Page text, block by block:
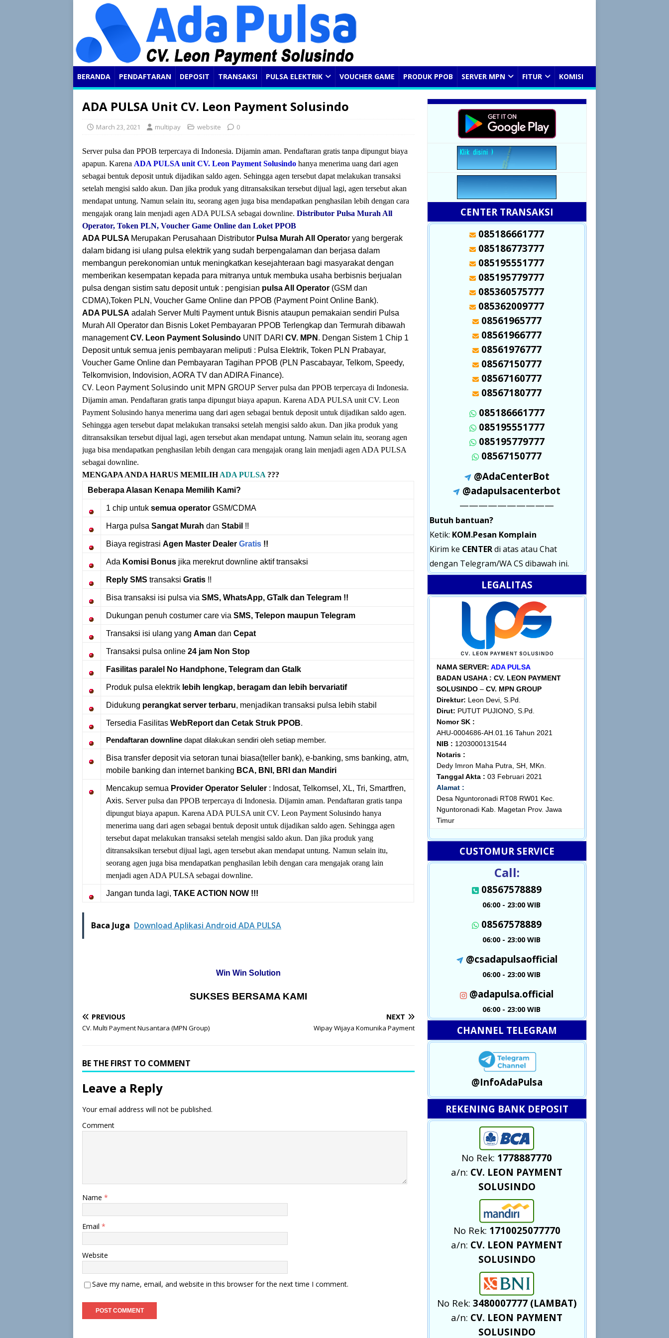
BERANDA PENDAFTARAN DEPOSIT TRANSAKSI PULSA ELEKTRIK VOUCHER GAME PRODUK PPOB SERVER MPN FITUR KOMISI
ADA PULSA Unit CV. Leon Payment Solusindo
March 23, 2021 multipay website 0
Server pulsa dan PPOB terpercaya di Indonesia. Dijamin aman. Pendaftaran gratis tanpa dipungut biaya
apapun. Karena ADA PULSA unit CV. Leon Payment Solusindo hanya menerima uang dari agen
sebagai bentuk deposit untuk dijadikan saldo agen. Sehingga agen tersebut dapat melakukan transaksi
setelah mengisi saldo akun. Dan jika produk yang ditransaksikan tersebut dijual lagi, agen tersebut akan
mendapat untung. Namun selain itu, seorang agen juga bisa mendapatkan penghasilan lebih dengan cara
mengajak orang lain menjadi agen ADA PULSA sebagai downline. Distributor Pulsa Murah All
Operator, Token PLN, Voucher Game Online dan Loket PPOB
ADA PULSA Merupakan Perusahaan Distributor Pulsa Murah All Operator yang bergerak
dalam bidang isi ulang pulsa elektrik yang sudah berpengalaman dan berjasa dalam
membangun perekonomian untuk meningkatkan kesejahteraan bagi masyarakat dengan
memberikan kesempatan kepada para mitranya untuk membuka usaha berbisnis berjualan
pulsa dengan sistim satu deposit untuk : pengisian pulsa All Operator (GSM dan
CDMA),Token PLN, Voucher Game Online dan PPOB (Payment Point Online Bank).
ADA PULSA adalah Server Multi Payment untuk Bisnis ataupun pemakaian sendiri Pulsa
Murah All Operator dan Bisnis Loket Pembayaran PPOB Terlengkap dan Termurah dibawah
managementCV. Leon Payment Solusindo UNIT DARI CV. MPN . Dengan Sistem 1 Chip 1
Deposit untuk semua jenis pembayaran meliputi : Pulsa Elektrik, Token PLN Prabayar,
Voucher Game Online dan Pembayaran Tagihan PPOB (PLN Pascabayar, Telkom, Speedy,
Telkomvision, Indovision, AORA TV dan ADIRA Finance).
CV. Leon Payment Solusindo unit MPN GROUP Server pulsa dan PPOB terpercaya di Indonesia.
Dijamin aman. Pendaftaran gratis tanpa dipungut biaya apapun. Karena ADA PULSA unit CV. Leon
Payment Solusindo hanya menerima uang dari agen sebagai bentuk deposit untuk dijadikan saldo agen.
Sehingga agen tersebut dapat melakukan transaksi setelah mengisi saldo akun. Dan jika produk yang
ditransaksikan tersebut dijual lagi, agen tersebut akan mendapat untung. Namun selain itu, seorang agen
juga bisa mendapatkan penghasilan lebih dengan cara mengajak orang lain menjadi agen ADA PULSA
sebagai downline.
MENGAPA ANDA HARUS MEMILIHADA PULSA ???
Beberapa Alasan Kenapa Memilih Kami?
1 chip untuk semua operator GSM/CDMA
Harga pulsa Sangat Murah dan Stabil !!
Biaya registrasi Agen Master Dealer Gratis !!
Ada Komisi Bonus jika merekrut downline aktif transaksi
Reply SMS transaksi Gratis !!
Bisa transaksi isi pulsa via SMS, WhatsApp, GTalk dan Telegram !!
Dukungan penuh costumer care via SMS, Telepon maupun Telegram
Transaksi isi ulang yang Aman dan Cepat
Transaksi pulsa online 24 jam Non Stop
Fasilitas paralel No Handphone, Telegram dan Gtalk
Produk pulsa elektrik lebih lengkap, beragam dan lebih bervariatif
Didukung perangkat server terbaru, menjadikan transaksi pulsa lebih stabil
Tersedia Fasilitas WebReport dan Cetak Struk PPOB.
Pendaftaran downline dapat dilakukan sendiri oleh setiap member.
Bisa transfer deposit via setoran tunai biasa(teller bank), e-banking, sms banking, atm,
mobile banking dan internet banking BCA, BNI, BRI dan Mandiri
Mencakup semua Provider Operator Seluler : Indosat, Telkomsel, XL, Tri, Smartfren,
Axis. Server pulsa dan PPOB terpercaya di Indonesia. Dijamin aman. Pendaftaran gratis tanpa
dipungut biaya apapun. Karena ADA PULSA unit CV. Leon Payment Solusindo hanya
menerima uang dari agen sebagai bentuk deposit untuk dijadikan saldo agen. Sehingga agen
tersebut dapat melakukan transaksi setelah mengisi saldo akun. Dan jika produk yang
ditransaksikan tersebut dijual lagi, agen tersebut akan mendapat untung. Namun selain itu,
seorang agen juga bisa mendapatkan penghasilan lebih dengan cara mengajak orang lain
menjadi agen ADA PULSA sebagai downline.
Jangan tunda lagi, TAKE ACTION NOW !!!
Baca Juga Download Aplikasi Android ADA PULSA
Win Win Solution
SUKSES BERSAMA KAMI
PREVIOUS
CV. Multi Payment Nusantara (MPN Group)
NEXT
Wipay Wijaya Komunika Payment
BE THE FIRST TO COMMENT
Leave a Reply
Your email address will not be published.
Comment
Name *
Email *
Website
Save my name, email, and website in this browser for the next time I comment.
CENTER TRANSAKSI
085186661777
085186773777
085195551777
085195779777
085360575777
085362009777
08561965777
08561966777
08561976777
08567150777
08567160777
08567180777
085186661777
085195551777
085195779777
08567150777
@AdaCenterBot
@adapulsacenterbot
——————————
Butuh bantuan?
Ketik: KOM.Pesan Komplain
Kirim ke CENTERdi atas atau Chat
dengan Telegram/WA CS dibawah ini.
LEGALITAS
NAMA SERVER: ADA PULSA
BADAN USAHA : CV. LEON PAYMENT
SOLUSINDO– CV. MPN GROUP
Direktur: Leon Devi, S.Pd.
Dirut: PUTUT PUJIONO, S.Pd.
Nomor SK :
AHU-0004686-AH.01.16 Tahun 2021
NIB : 1203000131544
Notaris :
Dedy Imron Maha Putra, SH, MKn.
Tanggal Akta : 03 Februari 2021
Alamat :
Desa Nguntoronadi RT08 RW01 Kec.
Nguntoronadi Kab. Magetan Prov. Jawa
Timur
CUSTOMUR SERVICE
Call:
08567578889
06:00 - 23:00 WIB
08567578889
06:00 - 23:00 WIB
@csadapulsaofficial
06:00 - 23:00 WIB
@adapulsa.official
06:00 - 23:00 WIB
CHANNEL TELEGRAM
@InfoAdaPulsa
REKENING BANK DEPOSIT
No Rek: 1778887770
a/n: CV. LEON PAYMENT
SOLUSINDO
No Rek: 1710025077770
a/n: CV. LEON PAYMENT
SOLUSINDO
No Rek: 3480007777 (LAMBAT)
a/n: CV. LEON PAYMENT
SOLUSINDO